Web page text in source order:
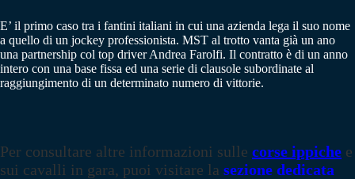
E’ il primo caso tra i fantini italiani in cui una azienda lega il suo nome
a quello di un jockey professionista. MST al trotto vanta già un ano
una partnership col top driver Andrea Farolfi. Il contratto è di un anno
intero con una base fissa ed una serie di clausole subordinate al
raggiungimento di un determinato numero di vittorie.
Per consultare altre informazioni sulle corse ippiche e
sui cavalli in gara, puoi visitare la sezione dedicata